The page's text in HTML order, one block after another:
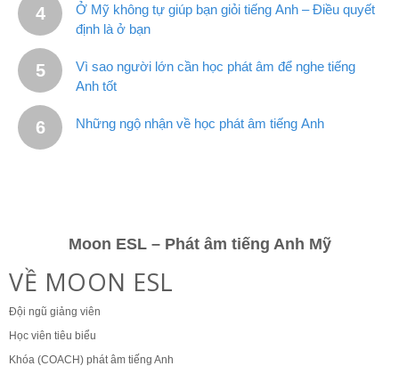
Ở Mỹ không tự giúp bạn giỏi tiếng Anh – Điều quyết
định là ở bạn
Vì sao người lớn cần học phát âm để nghe tiếng
Anh tốt
Những ngộ nhận về học phát âm tiếng Anh
Moon ESL – Phát âm tiếng Anh Mỹ
VỀ MOON ESL
Đội ngũ giảng viên
Học viên tiêu biểu
Khóa (COACH) phát âm tiếng Anh